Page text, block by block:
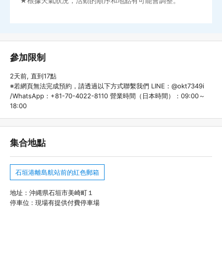
參加限制
2天前, 直到17點
※若網頁無法完成預約，請透過以下方式聯繫我們 LINE：@okt7349i
/WhatsApp：+81-70-4022-8110 營業時間（日本時間）：09:00～
18:00
集合地點
石垣港離島航站前的紅色郵箱
地址：沖縄県石垣市美崎町１
停車位 : 現場有提供付費停車場